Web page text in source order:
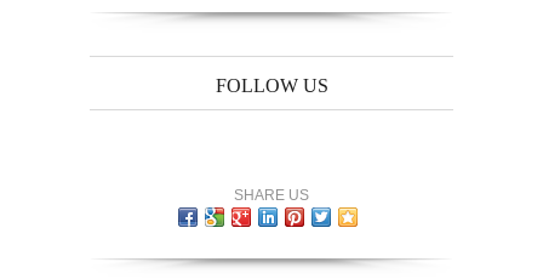
FOLLOW US
SHARE US